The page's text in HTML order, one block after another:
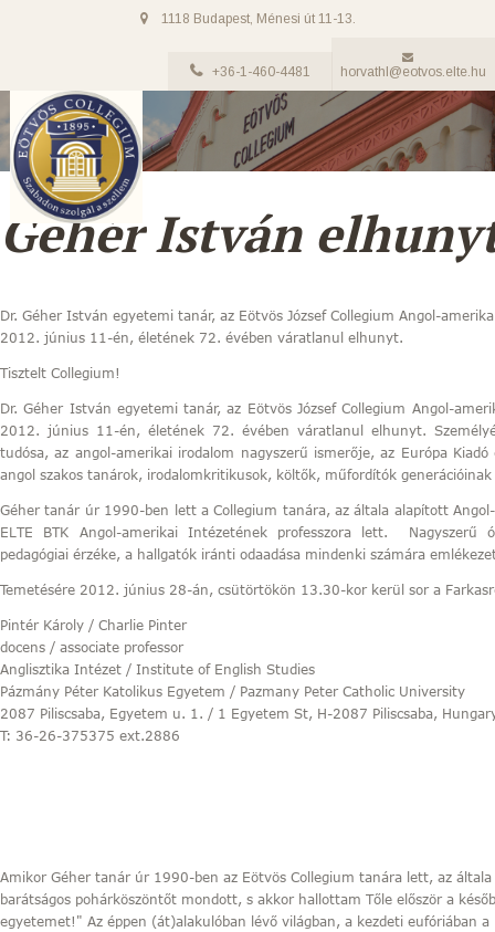
1118 Budapest, Ménesi út 11-13.
+36-1-460-4481 horvathl@eotvos.elte.hu
Gehér István
Dr. Géher István egyetemi tanár, az Eötvös József Collegium Angol-
2012. június 11-én, életének 72. évében váratlanul elhunyt.
Tisztelt Collegium!
Dr. Géher István egyetemi tanár, az Eötvös József Collegium Angol-
2012. június 11-én, életének 72. évében váratlanul elhunyt.
tudósa, az angol-amerikai irodalom nagyszerű ismerője, az Európa
angol szakos tanárok, irodalomkritikusok, költők, műfordítók
Géher tanár úr 1990-ben lett a Collegium tanára, az általa alapított
ELTE BTK Angol-amerikai Intézetének professzora lett. Nagyszerű
pedagógiai érzéke, a hallgatók iránti odaadása mindenki számára
Temetésére 2012. június 28-án, csütörtökön 13.30-kor kerül sor a
Pintér Károly / Charlie Pinter
docens / associate professor
Anglisztika Intézet / Institute of English Studies
Pázmány Péter Katolikus Egyetem / Pazmany Peter Catholic University
2087 Piliscsaba, Egyetem u. 1. / 1 Egyetem St, H-2087 Piliscsaba,
T: 36-26-375375 ext.2886
Amikor Géher tanár úr 1990-ben az Eötvös Collegium tanára lett, az
barátságos pohárköszöntőt mondott, s akkor hallottam Tőle először a
egyetemet!" Az éppen (át)alakulóban lévő világban, a kezdeti eufóriában